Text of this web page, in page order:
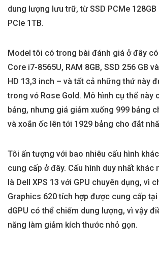
dung lượng lưu trữ, từ SSD PCMe 128GB
PCle 1TB.
Model tôi có trong bài đánh giá ở đây
Core i7-8565U, RAM 8GB, SSD 256 GB
HD 13,3 inch – và tất cả những thứ này
trong vỏ Rose Gold. Mô hình cụ thể này
bảng, nhưng giá giảm xuống 999 bảng
và xoắn ốc lên tới 1929 bảng cho đắt
Tôi ấn tượng với bao nhiêu cấu hình
cung cấp ở đây. Cấu hình duy nhất khác
là Dell XPS 13 với GPU chuyên dụng, vì
Graphics 620 tích hợp được cung cấp tại
dGPU có thể chiếm dung lượng, vì vậy
năng làm giảm kích thước nhỏ gọn.